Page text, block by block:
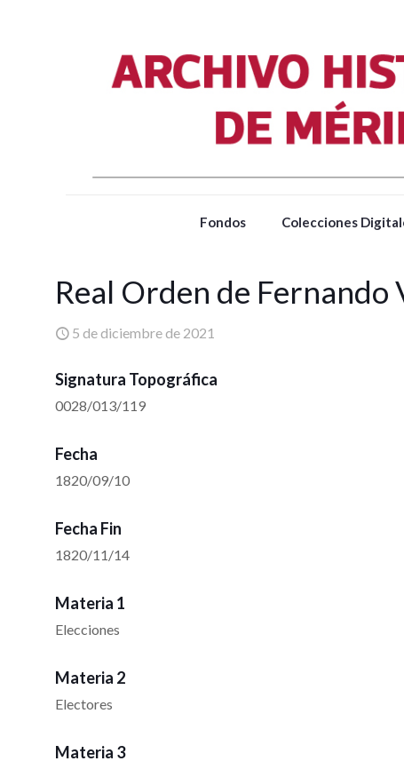
Fondos Colecciones
Real Orden de
5 de diciembre de 2021
Signatura Topográfica
0028/013/119
Fecha
1820/09/10
Fecha Fin
1820/11/14
Materia 1
Elecciones
Materia 2
Electores
Materia 3